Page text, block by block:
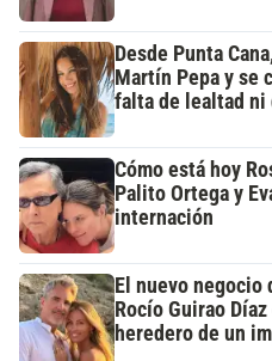
Desde Punta
Martín Pepa y se
falta de lealtad ni
Cómo está hoy
Palito Ortega y
internación
El nuevo negocio
Rocío Guirao
heredero de un